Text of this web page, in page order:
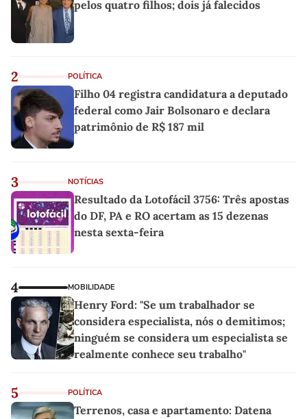
pelos quatro filhos; dois já falecidos
2 POLÍTICA
Filho 04 registra candidatura a deputado
federal como Jair Bolsonaro e declara
patrimônio de R$ 187 mil
3 NOTÍCIAS
Resultado da Lotofácil 3756: Três apostas
do DF, PA e RO acertam as 15 dezenas
nesta sexta-feira
4 MOBILIDADE
Henry Ford: "Se um trabalhador se
considera especialista, nós o demitimos;
ninguém se considera um especialista se
realmente conhece seu trabalho"
5 POLÍTICA
Terrenos, casa e apartamento: Datena